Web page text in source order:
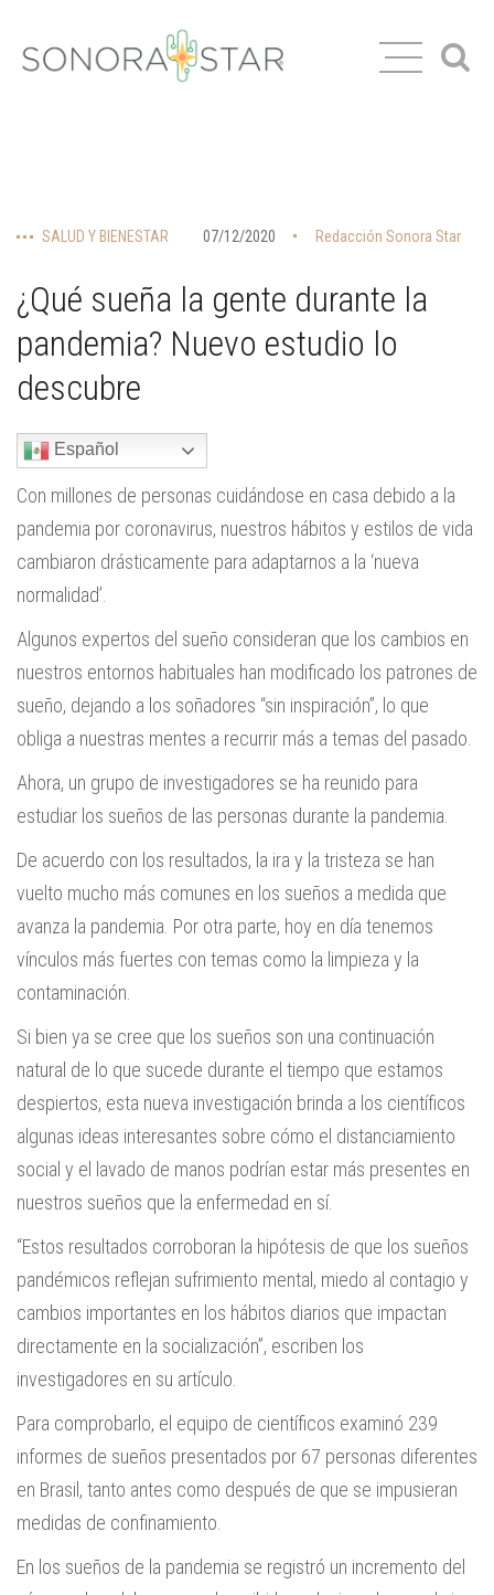
SALUD Y BIENESTAR 07/12/2020 Redacción Sonora Star
¿Qué sueña la gente durante la
pandemia? Nuevo estudio lo
descubre
Español
Con millones de personas cuidándose en casa debido a la
pandemia por coronavirus, nuestros hábitos y estilos de vida
cambiaron drásticamente para adaptarnos a la ‘nueva
normalidad’.
Algunos expertos del sueño consideran que los cambios en
nuestros entornos habituales han modificado los patrones de
sueño, dejando a los soñadores “sin inspiración”, lo que
obliga a nuestras mentes a recurrir más a temas del pasado.
Ahora, un grupo de investigadores se ha reunido para
estudiar los sueños de las personas durante la pandemia.
De acuerdo con los resultados, la ira y la tristeza se han
vuelto mucho más comunes en los sueños a medida que
avanza la pandemia. Por otra parte, hoy en día tenemos
vínculos más fuertes con temas como la limpieza y la
contaminación.
Si bien ya se cree que los sueños son una continuación
natural de lo que sucede durante el tiempo que estamos
despiertos, esta nueva investigación brinda a los científicos
algunas ideas interesantes sobre cómo el distanciamiento
social y el lavado de manos podrían estar más presentes en
nuestros sueños que la enfermedad en sí.
“Estos resultados corroboran la hipótesis de que los sueños
pandémicos reflejan sufrimiento mental, miedo al contagio y
cambios importantes en los hábitos diarios que impactan
directamente en la socialización”, escriben los
investigadores en su artículo.
Para comprobarlo, el equipo de científicos examinó 239
informes de sueños presentados por 67 personas diferentes
en Brasil, tanto antes como después de que se impusieran
medidas de confinamiento.
En los sueños de la pandemia se registró un incremento del